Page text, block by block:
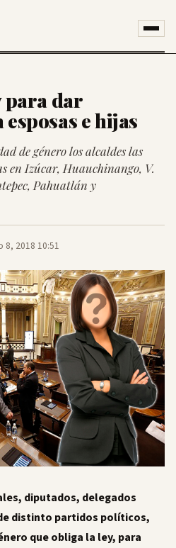
para dar
e hijas
de género los alcaldes las
en Izúcar, Huauchinango, V.
Pahuatlán y
8, 2018 10:51
diputados, delegados
distinto partidos políticos,
que obliga la ley, para